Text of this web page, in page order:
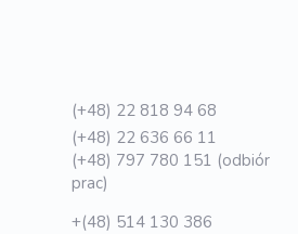
(+48) 22 818 94 68
(+48) 22 636 66 11
(+48) 797 780 151 (odbiór
prac)
+(48) 514 130 386